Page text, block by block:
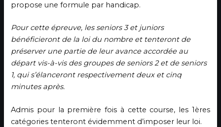
propose une formule par handicap.
Pour cette épreuve, les seniors 3 et juniors
bénéficieront de la loi du nombre et tenteront de
préserver une partie de leur avance accordée au
départ vis-à-vis des groupes de seniors 2 et de seniors
1, qui s’élanceront respectivement deux et cinq
minutes après.
Admis pour la première fois à cette course, les 1ères
catégories tenteront évidemment d’imposer leur loi.